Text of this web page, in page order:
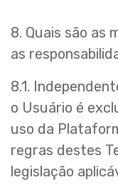
8. Quais são as
as
8.1.
o Usuário é
uso da
regras destes
legislação